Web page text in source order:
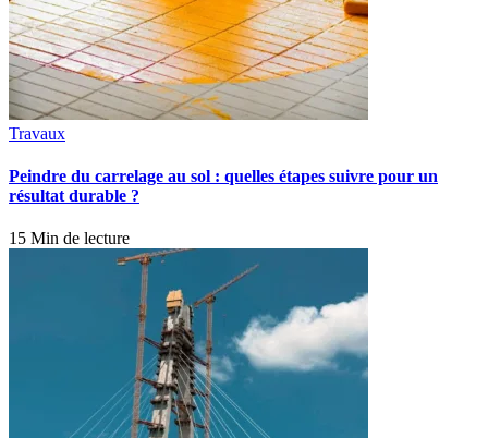
Travaux
Peindre du carrelage au sol : quelles étapes suivre pour un
résultat durable ?
15 Min de lecture